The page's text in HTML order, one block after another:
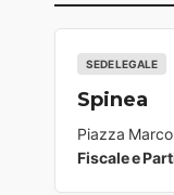
SEDE LEGALE
Spinea
Piazza
Fiscale e